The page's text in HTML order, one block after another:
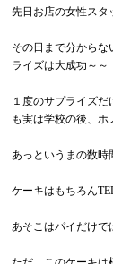
先日お店の女性スタ
その日まで分から
ライズは大成功～～
１度のサプライズ
も実は学校の後、ホ
あっというまの数時
ケーキはもちろん
あそこはパイだけで